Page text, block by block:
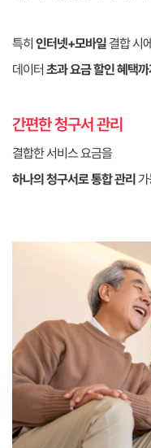
특히 인터넷+모바일 결합 시
데이터 초과 요금 할인 혜택
간편한 청구서 관리
결합한 서비스 요금을
하나의 청구서로 통합 관리